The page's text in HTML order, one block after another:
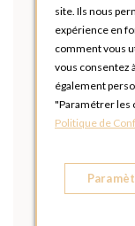
site. Ils nous
expérience en
comment vous
vous consentez
également
"Paramétrer les
Politique de